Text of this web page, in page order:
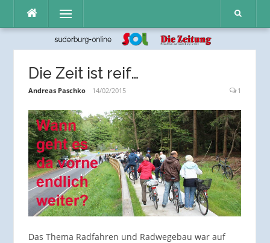
Inhalt
Menü
Die Zeit ist reif…
Andreas Paschko 14/02/2015 1
Das Thema Radfahren und Radwegebau war auf